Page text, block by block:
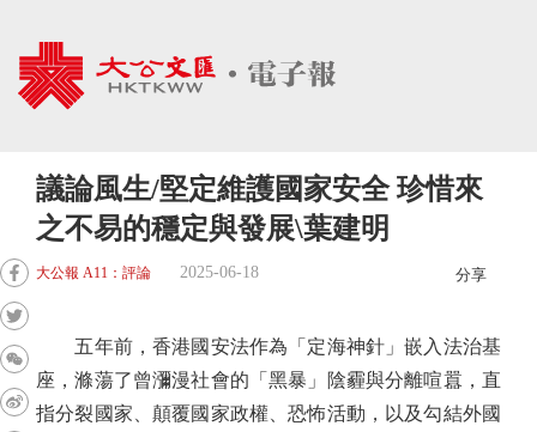
議論風生/堅定維護國家安全 珍惜來
之不易的穩定與發展\葉建明
大公報 A11：評論 2025-06-18 分享
五年前，香港國安法作為「定海神針」嵌入法治基
座，滌蕩了曾瀰漫社會的「黑暴」陰霾與分離喧囂，直
指分裂國家、顛覆國家政權、恐怖活動，以及勾結外國